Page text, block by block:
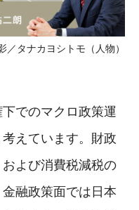
／タナカヨシトモ（人物）
でのマクロ政策運
えています。財政
よび消費税減税の
金融政策面では日本